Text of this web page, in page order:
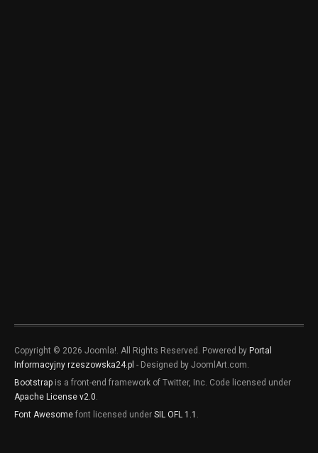
Copyright © 2026 Joomla!. All Rights Reserved. Powered by Portal
Informacyjny rzeszowska24.pl - Designed by JoomlArt.com.
Bootstrap is a front-end framework of Twitter, Inc. Code licensed under
Apache License v2.0.
Font Awesome font licensed under SIL OFL 1.1 .